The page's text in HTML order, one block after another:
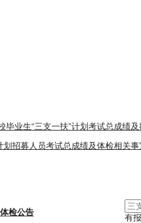
业生“三支一扶”计划考试总成绩
招募人员考试总成绩及体检相关
检公告
有